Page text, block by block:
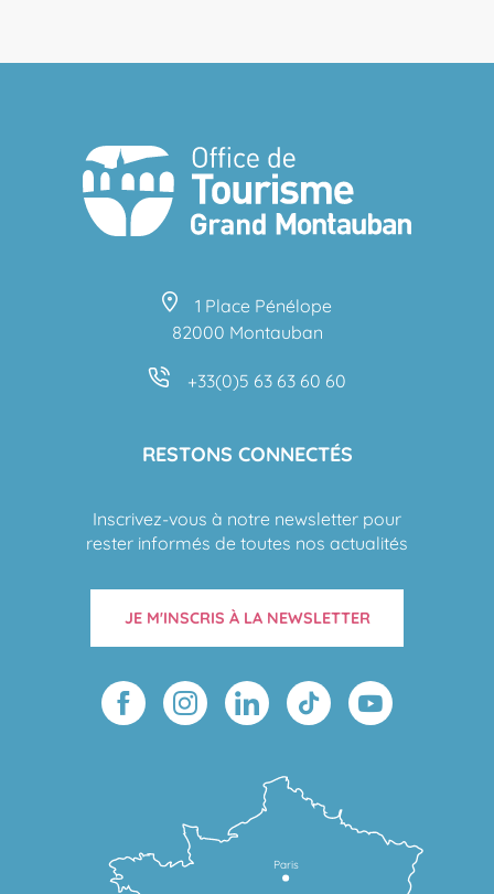
1 Place Pénélope
82000 Montauban
+33(0)5 63 63 60 60
RESTONS CONNECTÉS
Inscrivez-vous à notre newsletter pour
rester informés de toutes nos actualités
JE M'INSCRIS À LA NEWSLETTER
Paris